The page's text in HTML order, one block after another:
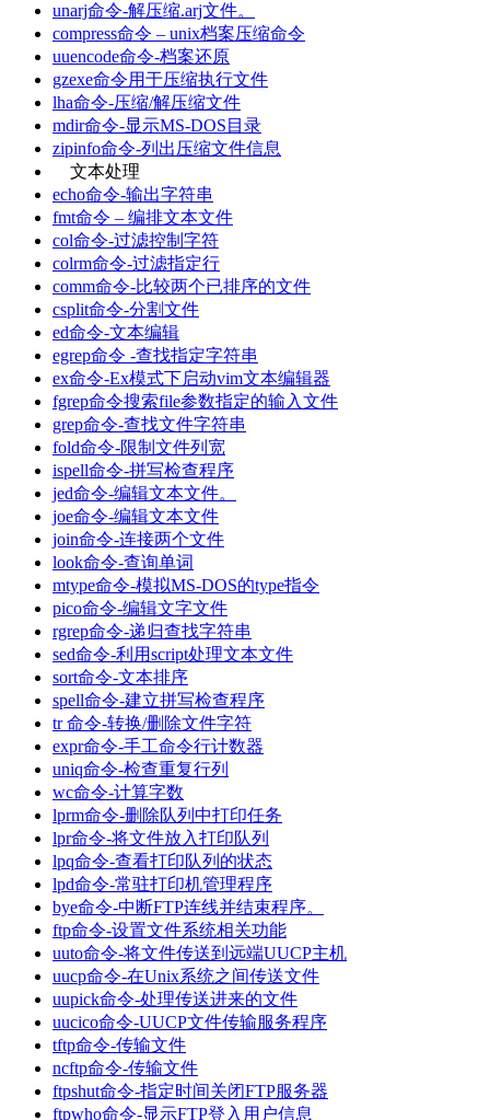
unarj命令-解压缩.arj文件。
compress命令 – unix档案压缩命令
uuencode命令-档案还原
gzexe命令用于压缩执行文件
lha命令-压缩/解压缩文件
mdir命令-显示MS-DOS目录
zipinfo命令-列出压缩文件信息
文本处理
echo命令-输出字符串
fmt命令 – 编排文本文件
col命令-过滤控制字符
colrm命令-过滤指定行
comm命令-比较两个已排序的文件
csplit命令-分割文件
ed命令-文本编辑
egrep命令 -查找指定字符串
ex命令-Ex模式下启动vim文本编辑器
fgrep命令搜索file参数指定的输入文件
grep命令-查找文件字符串
fold命令-限制文件列宽
ispell命令-拼写检查程序
jed命令-编辑文本文件。
joe命令-编辑文本文件
join命令-连接两个文件
look命令-查询单词
mtype命令-模拟MS-DOS的type指令
pico命令-编辑文字文件
rgrep命令-递归查找字符串
sed命令-利用script处理文本文件
sort命令-文本排序
spell命令-建立拼写检查程序
tr 命令-转换/删除文件字符
expr命令-手工命令行计数器
uniq命令-检查重复行列
wc命令-计算字数
lprm命令-删除队列中打印任务
lpr命令-将文件放入打印队列
lpq命令-查看打印队列的状态
lpd命令-常驻打印机管理程序
bye命令-中断FTP连线并结束程序。
ftp命令-设置文件系统相关功能
uuto命令-将文件传送到远端UUCP主机
uucp命令-在Unix系统之间传送文件
uupick命令-处理传送进来的文件
uucico命令-UUCP文件传输服务程序
tftp命令-传输文件
ncftp命令-传输文件
ftpshut命令-指定时间关闭FTP服务器
ftpwho命令-显示FTP登入用户信息